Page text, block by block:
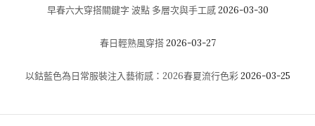
早春六大穿搭關鍵字 波點 多層次與手工感 2026-03-30
春日輕熟風穿搭 2026-03-27
以鈷藍色為日常服裝注入藝術感：2026春夏流行色彩 2026-03-25